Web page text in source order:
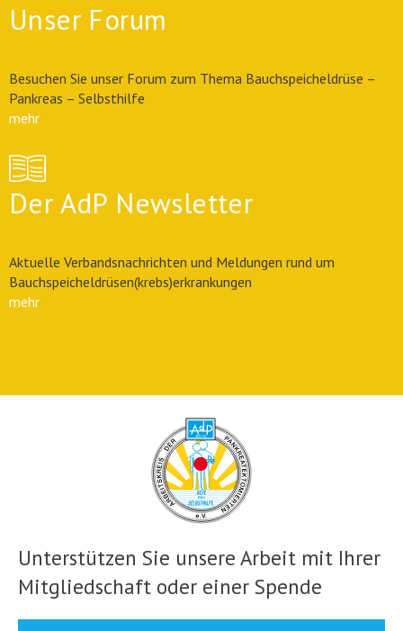
Unser Forum
Besuchen Sie unser Forum zum Thema Bauchspeicheldrüse –
Pankreas – Selbsthilfe
mehr
Der AdP Newsletter
Aktuelle Verbandsnachrichten und Meldungen rund um
Bauchspeicheldrüsen(krebs)erkrankungen
mehr
Unterstützen Sie unsere Arbeit mit Ihrer
Mitgliedschaft oder einer Spende